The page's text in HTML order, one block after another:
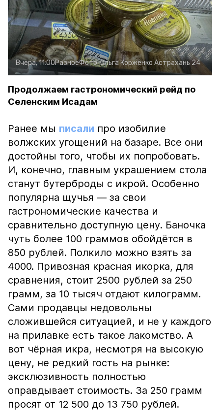
Вчера, 11:00РазноеФото:Ольга Корженко Астрахань 24
Продолжаем гастрономический рейд по
Селенским Исадам
Ранее мы писали про изобилие
волжских угощений на базаре. Все они
достойны того, чтобы их попробовать.
И, конечно, главным украшением стола
станут бутерброды с икрой. Особенно
популярна щучья — за свои
гастрономические качества и
сравнительно доступную цену. Баночка
чуть более 100 граммов обойдётся в
850 рублей. Полкило можно взять за
4000. Привозная красная икорка, для
сравнения, стоит 2500 рублей за 250
грамм, за 10 тысяч отдают килограмм.
Сами продавцы недовольны
сложившейся ситуацией, и не у каждого
на прилавке есть такое лакомство. А
вот чёрная икра, несмотря на высокую
цену, не редкий гость на рынке:
эксклюзивность полностью
оправдывает стоимость. За 250 грамм
просят от 12 500 до 13 750 рублей.